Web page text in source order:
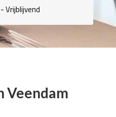
Vrijblijvend
Veendam